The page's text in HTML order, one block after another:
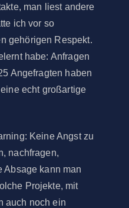
man liest andere
ich vor so
gehörigen Respekt.
habe: Anfragen
Angefragten haben
echt großartige
Keine Angst zu
nachfragen,
Absage kann man
Projekte, mit
auch noch ein